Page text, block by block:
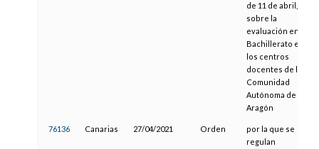
de 11 de abril,
sobre la
evaluación en
Bachillerato en
los centros
docentes de la
Comunidad
Autónoma de
Aragón
76136 Canarias 27/04/2021 Orden
por la que se
regulan